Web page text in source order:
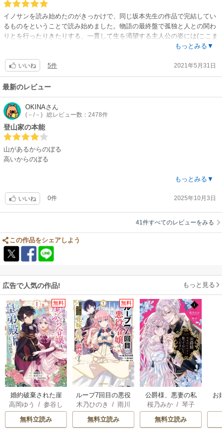
イノサンを読み始めたのがきっかけで、同じ坂本先生の作品で完結してい
るものをということで読み始めました。物語の最終盤で孤独と人との関わ
りとを行ったりきたりする、一貫して生を渇望する主人公の姿には(ここま
で極端ではないものの)共感できるところもあり、一気に全巻読んでしまい
精緻な書き込みが絵に重厚感を与えすさまじい迫力でした。シリアスな話
が好きな方にはぜひお勧めしたいです。
もっとみる▼
いいね 5件 2021年5月31日
最新のレビュー
OKINAさん
(－/－) 総レビュー数：2478件
登山家の本能
山があるからのぼる
高いからのぼる
その絵その物が、山で生き抜き、無事に下山するために、すべての神経を
行動している主人公の性格を表しているような気がします
もっとみる▼
いいね 0件 2025年10月3日
41件すべてのレビューをみる
この作品をシェアしよう
広告で人気の作品! もっと見る
無料
婚約破棄された崖
っぷち令嬢は、帝
国の皇弟殿下と結
ばれる
高岡ゆう /参谷し
/ 雲屋ゆきお
無料立読み
無料
ループ7回目の悪役
令嬢は、元敵国で
自由気ままな花嫁
生活を満喫する
木乃ひのき /雨川
/ 八美☆わん
無料立読み
公爵様、悪妻の私
はもう放っておい
てください
桜乃みか/ 琴子
無料立読み
お